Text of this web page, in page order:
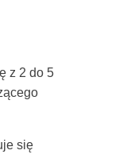
z 2 do 5
się